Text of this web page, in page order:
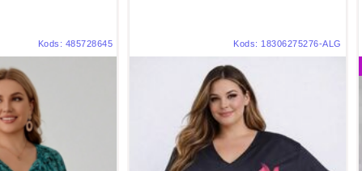
Kods: 485728645 Kods: 18306275276-ALG